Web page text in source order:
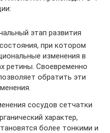
этап развития
при котором
изменения в
ретины. Своевременно
обратить эти
сосудов сетчатки
характер,
более тонкими и